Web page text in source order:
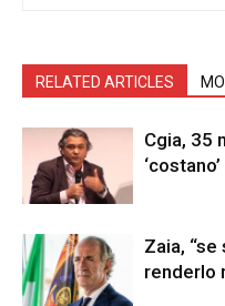
RELATED ARTICLES
Cgia, 35
Zaia,
renderlo